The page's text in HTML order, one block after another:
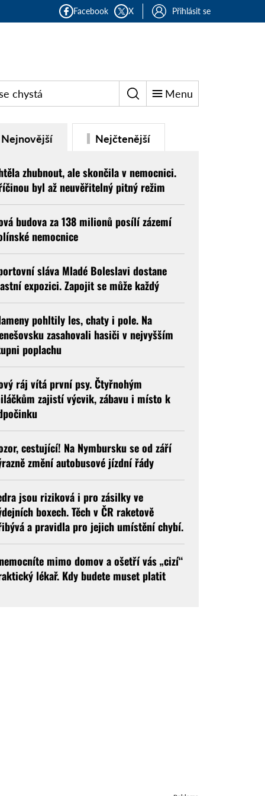
Facebook X Přihlásit se
chystá Menu
Nejnovější Nejčtenější
zhubnout, ale skončila v nemocnici.
byl až neuvěřitelný pitný režim
budova za 138 milionů posílí zázemí
nemocnice
sláva Mladé Boleslavi dostane
expozici. Zapojit se může každý
pohltily les, chaty i pole. Na
zasahovali hasiči v nejvyšším
poplachu
ráj vítá první psy. Čtyřnohým
zajistí výcvik, zábavu i místo k
cestující! Na Nymbursku se od září
změní autobusové jízdní řády
jsou riziková i pro zásilky ve
boxech. Těch v ČR raketově
a pravidla pro jejich umístění chybí.
mimo domov a ošetří vás „cizí“
lékař. Kdy budete muset platit